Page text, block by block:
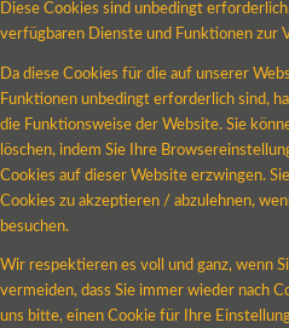
Diese Cookies sind unbedingt
verfügbaren Dienste und Funktionen zur
Da diese Cookies für die auf unserer
Funktionen unbedingt erforderlich sind,
die Funktionsweise der Website. Sie
löschen, indem Sie Ihre
Cookies auf dieser Website erzwingen.
Cookies zu akzeptieren / abzulehnen,
besuchen.
Wir respektieren es voll und ganz, wenn
vermeiden, dass Sie immer wieder nach
uns bitte, einen Cookie für Ihre